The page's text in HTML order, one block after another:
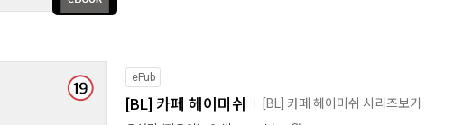
ePub
[BL] 카페 헤이미쉬 [BL] 카페 헤이미쉬 시리즈보기